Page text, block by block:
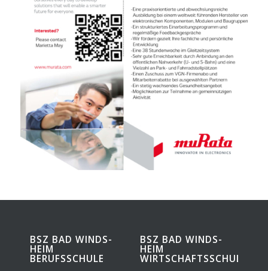
BSZ BAD WINDS­
HEIM
BERUFSSCHULE
BSZ BAD WINDS­
HEIM
WIRTSCHAFTSSCHULE